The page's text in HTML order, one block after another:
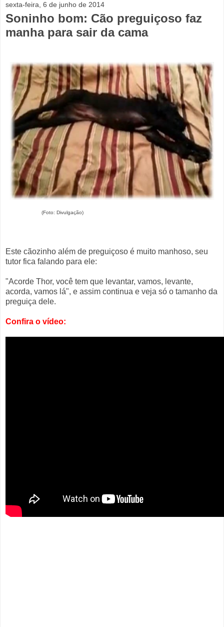
sexta-feira, 6 de junho de 2014
Soninho bom: Cão preguiçoso faz
manha para sair da cama
(Foto: Divulgação)
Este cãozinho além de preguiçoso é muito manhoso, seu
tutor fica falando para ele:
"Acorde Thor, você tem que levantar, vamos, levante,
acorda, vamos lá", e assim continua e veja só o tamanho da
preguiça dele.
Confira o vídeo: